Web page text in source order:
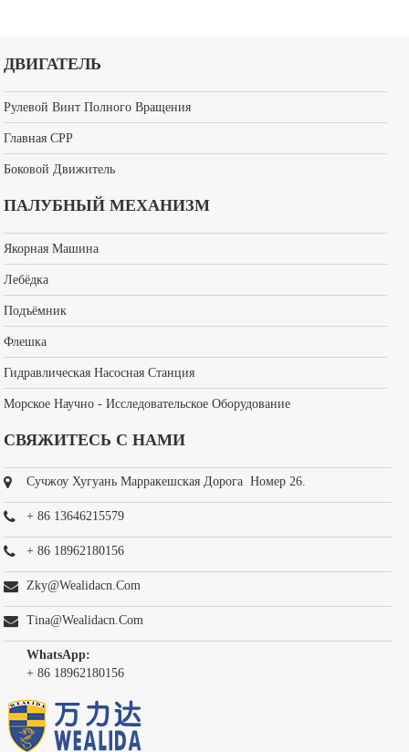
ДВИГАТЕЛЬ
Рулевой Винт Полного Вращения
Главная CPP
Боковой Движитель
ПАЛУБНЫЙ МЕХАНИЗМ
Якорная Машина
Лебёдка
Подъёмник
Флешка
Гидравлическая Насосная Станция
Морское Научно - Исследовательское Оборудование
СВЯЖИТЕСЬ С НАМИ
Сучжоу Хугуань Марракешская Дорога Номер 26.
+ 86 13646215579
+ 86 18962180156
Zky@wealidacn.com
Tina@wealidacn.com
WhatsApp:
+ 86 18962180156